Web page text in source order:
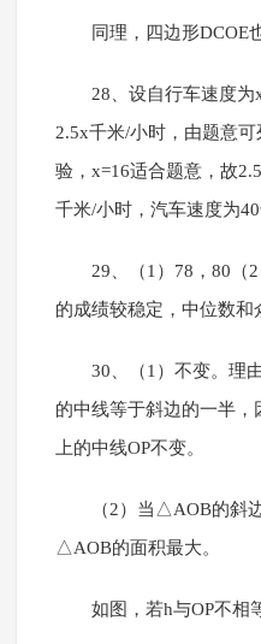
同理，四边形DCOE
28、设自行车速度
2.5x千米/小时，由题意
验，x=16适合题意，故
千米/小时，汽车速度为
29、（1）78，80（
的成绩较稳定，中位数和
30、（1）不变。理
的中线等于斜边的一半
上的中线OP不变。
（2）当△AOB的斜
△AOB的面积最大。
如图，若h与OP不相